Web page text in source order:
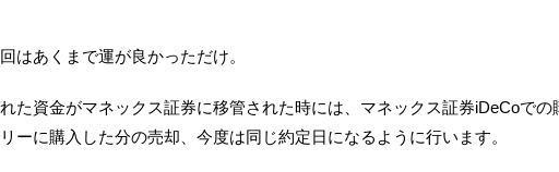
はあくまで運が良かっただけ。
た資金がマネックス証券に移管された時には、マネックス証券iDeCoでの
ーに購入した分の売却、今度は同じ約定日になるように行います。